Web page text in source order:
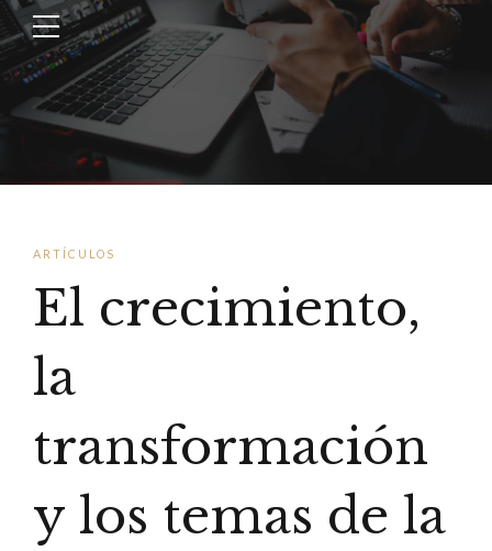
ARTÍCULOS
El crecimiento,
la
transformación
y los temas de la